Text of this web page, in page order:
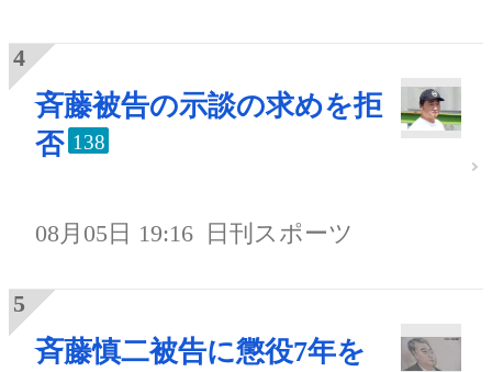
斉藤被告の示談の求めを拒
否 138
08月05日 19:16 日刊スポーツ
斉藤慎二被告に懲役7年を